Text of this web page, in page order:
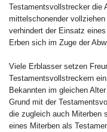
Testamentsvollstrecker die
mittelschonender
verhindert der Einsatz
Erben sich im Zuge der
Viele Erblasser setzen
Testamentsvollstreckern
Bekannten im gleichen
Grund mit der
die zugleich auch Miterben
eines Miterben als